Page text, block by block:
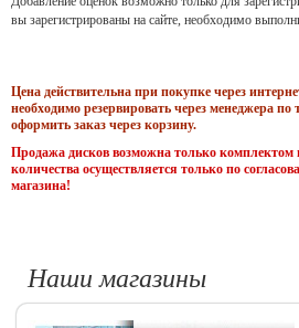
вы зарегистрированы на сайте, необходимо
Цена действительна при покупке через
необходимо резервировать через менеджера по
оформить заказ через корзину.
Продажа дисков возможна только
количества осуществляется только по
магазина!
Наши магазины